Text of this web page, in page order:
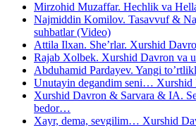
Mirzohid Muzaffar. Hechlik va
Najmiddin Komilov. Tasavvuf &
suhbatlar (Video)
Attila Ilxan. She’rlar. Xurshid
Rajab Xolbek. Xurshid Davron va
Abduhamid Pardayev. Yangi
Unutayin degandim seni… Xurshid
Xurshid Davron & Sarvara & IA.
bedor…
Xayr, dema, sevgilim… Xurshid